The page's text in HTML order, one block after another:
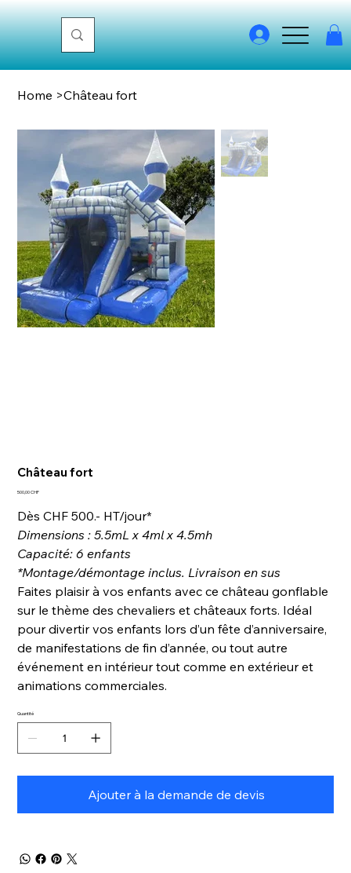
Home >Château fort
Château fort
Prix
500,00 CHF
Dès CHF 500.- HT/jour*
Dimensions : 5.5mL x 4ml x 4.5mh
Capacité: 6 enfants
*Montage/démontage inclus. Livraison en sus
Faites plaisir à vos enfants avec ce château gonflable
sur le thème des chevaliers et châteaux forts. Idéal
pour divertir vos enfants lors d’un fête d’anniversaire,
de manifestations de fin d’année, ou tout autre
événement en intérieur tout comme en extérieur et
animations commerciales.
Quantité
Ajouter à la demande de devis